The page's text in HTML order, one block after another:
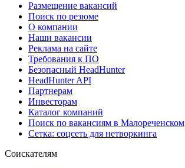
Размещение вакансий
Поиск по резюме
О компании
Наши вакансии
Реклама на сайте
Требования к ПО
Безопасный HeadHunter
HeadHunter API
Партнерам
Инвесторам
Каталог компаний
Поиск по вакансиям в Малореченском
Сетка: соцсеть для нетворкинга
Соискателям